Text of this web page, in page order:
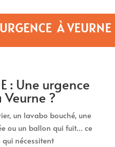
À VEURNE
: Une urgence
?
un lavabo bouché, une
ou un ballon qui fuit… ce
nécessitent